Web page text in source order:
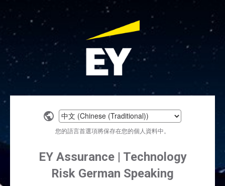
Select
language
您的語言首選項將保存在您的個人資料中。
EY Assurance | Technology
Risk German Speaking